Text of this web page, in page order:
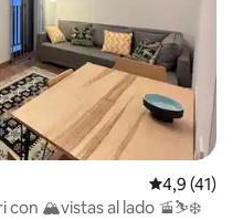
Calificación
4,9 (41)
con 🏔vistas al lado 🚡⛷❄️